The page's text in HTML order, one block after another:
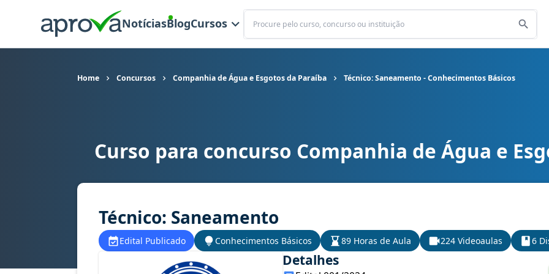
NotíciasBlogCursos
Buscar
Home Concursos Companhia de Água e Esgotos da Paraíba Técnico: Saneamento - Conhecimentos Básicos
Curso para concurso CAGEPA - Companhia de Água e Esgotos da Paraíba cargo Técnico: Saneamento -
Curso para concurso Companhia de Água e
Técnico: Saneamento
Edital Publicado Conhecimentos Básicos 89 Horas de Aula 224 Videoaulas 6
Detalhes